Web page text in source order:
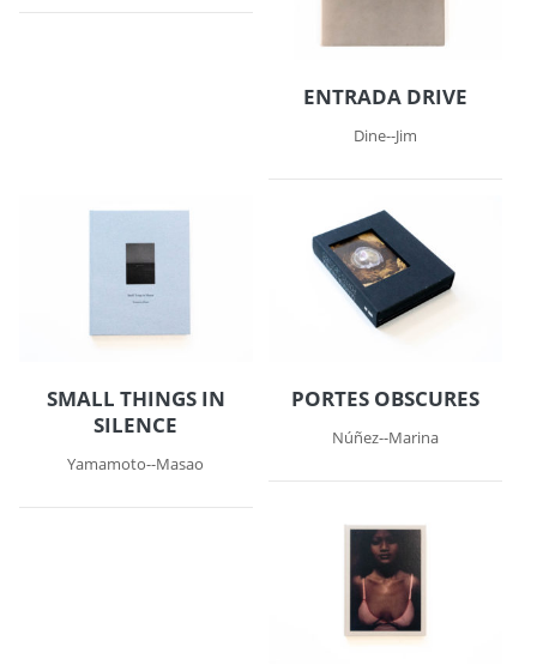
ENTRADA DRIVE
Dine--Jim
SMALL THINGS IN
SILENCE
Yamamoto--Masao
PORTES OBSCURES
Núñez--Marina